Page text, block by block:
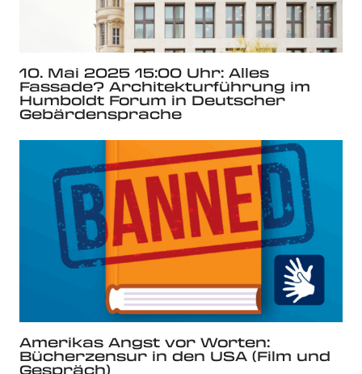
10. Mai 2025 15:00 Uhr: Alles
Fassade? Architekturführung im
Humboldt Forum in Deutscher
Gebärdensprache
Amerikas Angst vor Worten:
Bücherzensur in den USA (Film und
Gespräch)